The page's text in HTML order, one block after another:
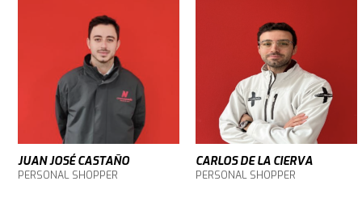
JUAN JOSÉ CASTAÑO
PERSONAL SHOPPER
CARLOS DE LA CIERVA
PERSONAL SHOPPER